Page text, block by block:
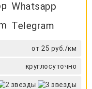
Whatsapp
Telegram
от 25 руб./км
круглосуточно